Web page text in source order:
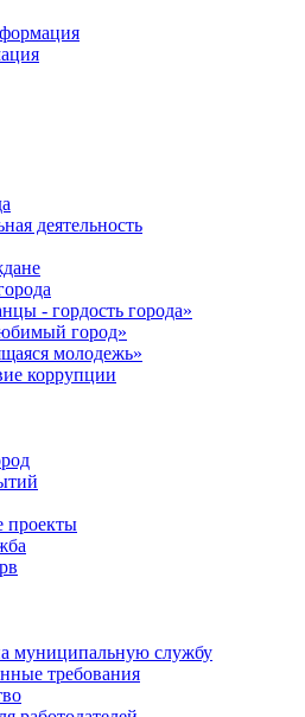
деятельность
- гордость города»
город»
молодежь»
коррупции
проекты
муниципальную службу
требования